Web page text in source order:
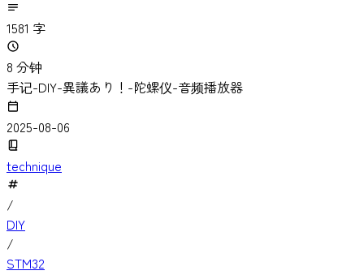
1581 字
8 分钟
手记-DIY-異議あり！-陀螺仪-音频播放器
2025-08-06
technique
/
DIY
/
STM32